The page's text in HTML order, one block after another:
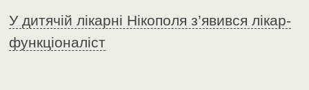
У дитячій лікарні Нікополя з’явився лікар-
функціоналіст